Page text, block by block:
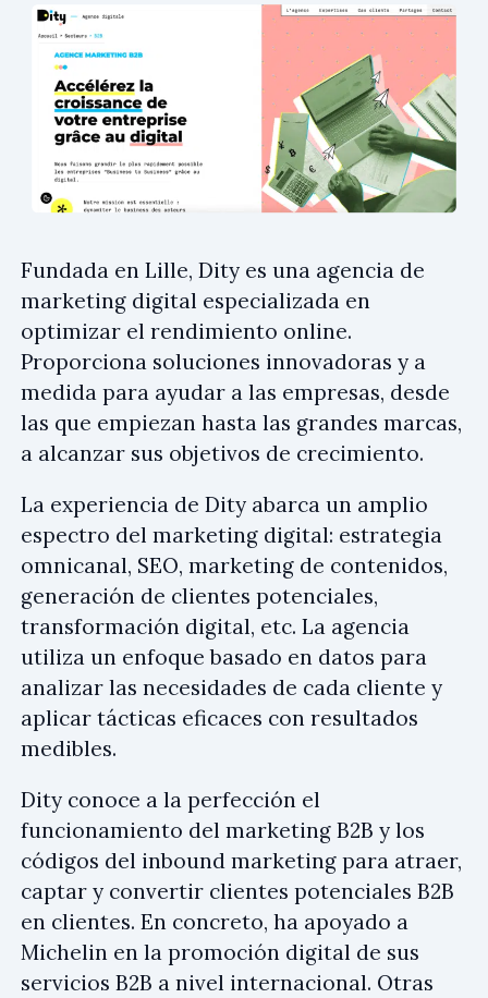
Fundada en Lille, Dity es una agencia de
marketing digital especializada en
optimizar el rendimiento online.
Proporciona soluciones innovadoras y a
medida para ayudar a las empresas, desde
las que empiezan hasta las grandes marcas,
a alcanzar sus objetivos de crecimiento.
La experiencia de Dity abarca un amplio
espectro del marketing digital: estrategia
omnicanal, SEO, marketing de contenidos,
generación de clientes potenciales,
transformación digital, etc. La agencia
utiliza un enfoque basado en datos para
analizar las necesidades de cada cliente y
aplicar tácticas eficaces con resultados
medibles.
Dity conoce a la perfección el
funcionamiento del marketing B2B y los
códigos del inbound marketing para atraer,
captar y convertir clientes potenciales B2B
en clientes. En concreto, ha apoyado a
Michelin en la promoción digital de sus
servicios B2B a nivel internacional. Otras